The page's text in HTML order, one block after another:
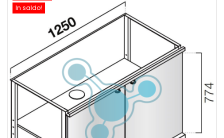
In saldo!